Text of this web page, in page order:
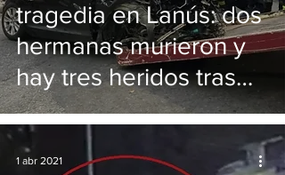
tragedia en Lanús: dos
hermanas murieron y
hay tres heridos tras
violento impacto
1 abr 2021